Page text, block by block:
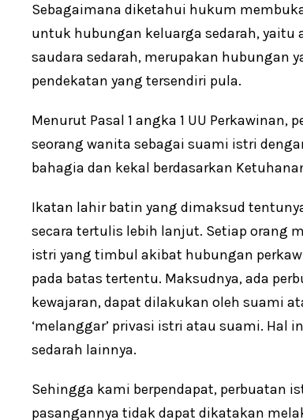
Sebagaimana diketahui hukum
untuk hubungan keluarga sedarah,
saudara sedarah, merupakan
pendekatan yang tersendiri pula.
Menurut Pasal 1 angka 1 UU
seorang wanita sebagai suami istri
bahagia dan kekal berdasarkan
Ikatan lahir batin yang dimaksud
secara tertulis lebih lanjut. Setiap orang
istri yang timbul akibat hubungan
pada batas tertentu. Maksudnya, ada
kewajaran, dapat dilakukan oleh suami
‘melanggar’ privasi istri atau suami. Hal
sedarah lainnya.
Sehingga kami berpendapat, perbuatan
pasangannya tidak dapat dikatakan